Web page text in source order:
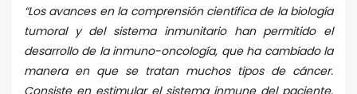
“Los avances en la comprensión científica de la biología
tumoral y del sistema inmunitario han permitido el
desarrollo de la inmuno-oncología, que ha cambiado la
manera en que se tratan muchos tipos de cáncer.
Consiste en estimular el sistema inmune del paciente,